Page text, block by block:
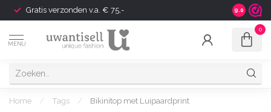
Gratis verzonden v.a. € 75,- Shipping
9.0
MENU
0
Home / Tags / Bikinitop met Luipaardprint